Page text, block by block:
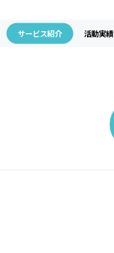
サービス紹介 活動実績